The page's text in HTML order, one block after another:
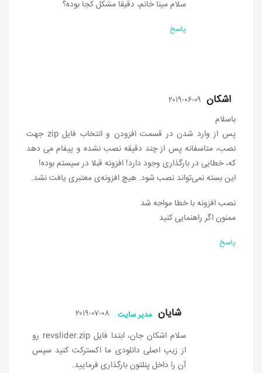
سلام مینا خانم، دقیقا مشکل کجا بوده؟
پاسخ
اشکان ۲۰۱۹-۰۶-۰۹
باسلام
پس از وارد شدن در قسمت افزودن و انتخاب فایل zip جهت
نصب، متاسفانه پس از چند دقیقه نصب نشده و پیفام می دهد
که، خطایی در بارگذاری وجود دارد! افزونه قبلا در سیستم بوده!
این بسته نمی‌تواند نصب شود. هیچ افزونه‌ی معتبری یافت نشد.
نصب افزونه با خطا مواجه شد
ممنون اگر راهنمایی کنید
پاسخ
مدیر سایت شایان
۲۰۱۹-۰۷-۰۸
سلام اشکان جان، ابتدا فایل revslider.zip رو
از زیپ اصلی دانلودی ما اکسترکت کنید سپس
آن را داخل پنلتون بارگذاری فرمایید.